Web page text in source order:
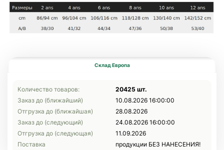
Склад Европа
Количество товаров:
20425 шт.
Заказ до (ближайший)
10.08.2026 16:00:00
Отгрузка до (ближайшая)
28.08.2026
Заказ до (следующий)
24.08.2026 16:00:00
Отгрузка до (следующая)
11.09.2026
Поставка
продукции БЕЗ НАНЕСЕНИЯ!